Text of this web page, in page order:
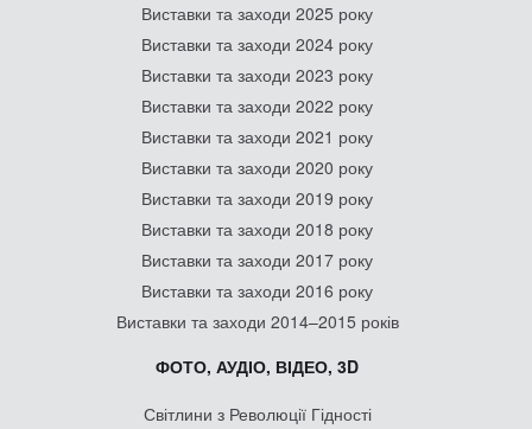
Виставки та заходи 2025 року
Виставки та заходи 2024 року
Виставки та заходи 2023 року
Виставки та заходи 2022 року
Виставки та заходи 2021 року
Виставки та заходи 2020 року
Виставки та заходи 2019 року
Виставки та заходи 2018 року
Виставки та заходи 2017 року
Виставки та заходи 2016 року
Виставки та заходи 2014–2015 років
ФОТО, АУДІО, ВІДЕО, 3D
Світлини з Революції Гідності